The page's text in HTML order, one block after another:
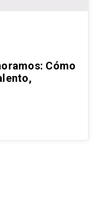
Cómo